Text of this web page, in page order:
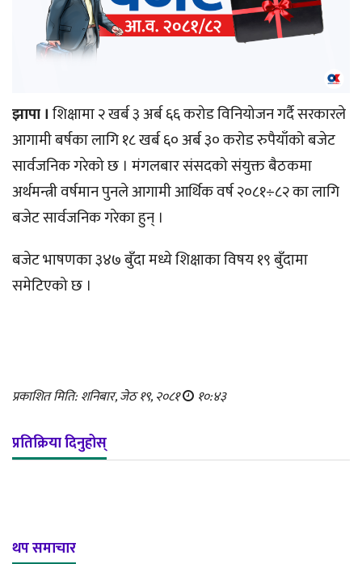
झापा ।शिक्षामा २ खर्ब ३ अर्ब ६६ करोड विनियोजन गर्दै सरकारले
आगामी बर्षका लागि १८ खर्ब ६० अर्ब ३० करोड रुपैयाँको बजेट
सार्वजनिक गरेको छ । मंगलबार संसदको संयुक्त बैठकमा
अर्थमन्त्री वर्षमान पुनले आगामी आर्थिक वर्ष २०८१÷८२ का लागि
बजेट सार्वजनिक गरेका हुन् ।
बजेट भाषणका ३४७ बुँदा मध्ये शिक्षाका विषय १९ बुँदामा
समेटिएको छ ।
प्रकाशित मिति: शनिबार, जेठ १९, २०८१ १०:४३
प्रतिक्रिया दिनुहोस्
थप समाचार